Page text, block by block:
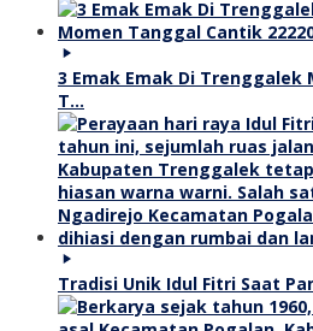
3 Emak Emak Di Trenggalek
T…
Tradisi Unik Idul Fitri Saat